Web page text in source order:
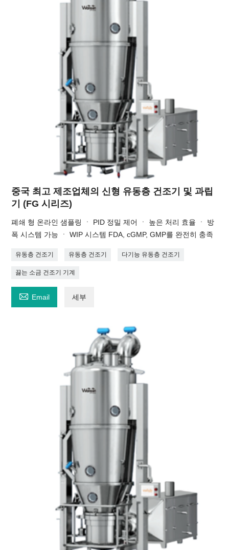
중국 최고 제조업체의 신형 유동층 건조기 및 과립
기 (FG 시리즈)
폐쇄 형 온라인 샘플링 ㆍ PID 정밀 제어 ㆍ 높은 처리 효율 ㆍ 방
폭 시스템 가능 ㆍ WIP 시스템 FDA, cGMP, GMP를 완전히 충족
유동층 건조기 유동층 건조기 다기능 유동층 건조기
끓는 소금 건조기 기계
 Email 세부